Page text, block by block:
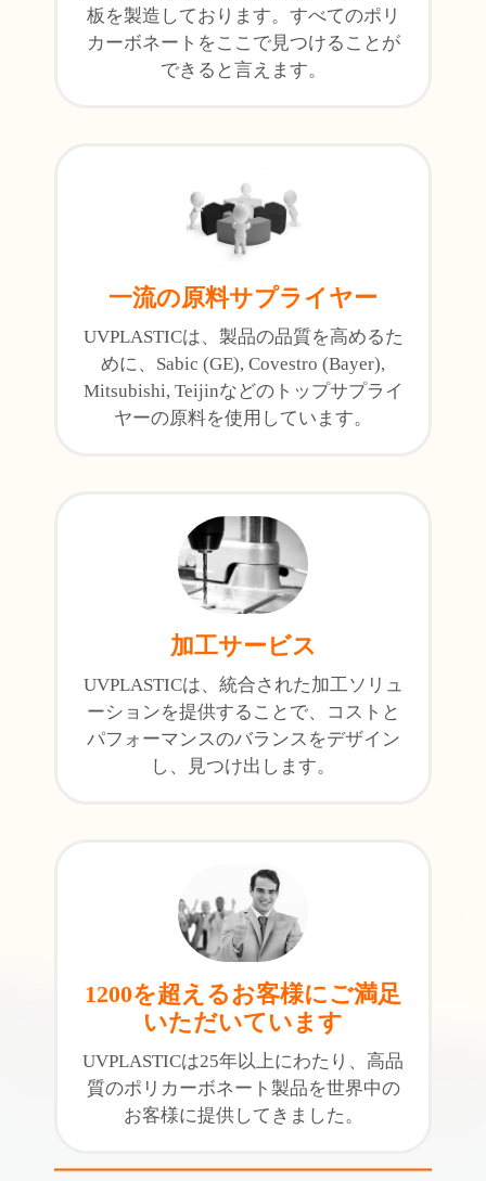
板を製造しております。すべてのポリ
カーボネートをここで見つけることが
できると言えます。
一流の原料サプライヤー
UVPLASTICは、製品の品質を高めるた
めに、Sabic (GE), Covestro (Bayer),
Mitsubishi, Teijinなどのトップサプライ
ヤーの原料を使用しています。
加工サービス
UVPLASTICは、統合された加工ソリュ
ーションを提供することで、コストと
パフォーマンスのバランスをデザイン
し、見つけ出します。
1200を超えるお客様にご満足
いただいています
UVPLASTICは25年以上にわたり、高品
質のポリカーボネート製品を世界中の
お客様に提供してきました。